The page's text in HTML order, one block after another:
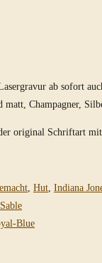
ab sofort
Champagner,
original Schriftart
, Hut, Indiana
Blue